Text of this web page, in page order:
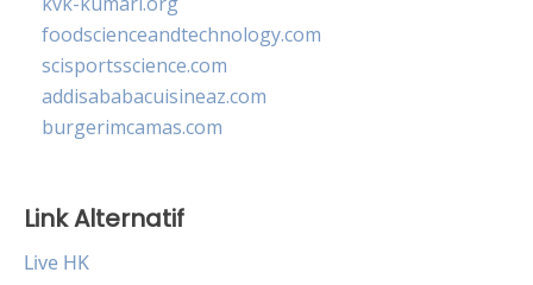
foodscienceandtechnology.com
scisportsscience.com
addisababacuisineaz.com
burgerimcamas.com
Link Alternatif
Live HK